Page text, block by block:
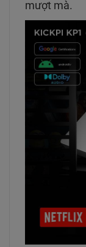
mượt mà.